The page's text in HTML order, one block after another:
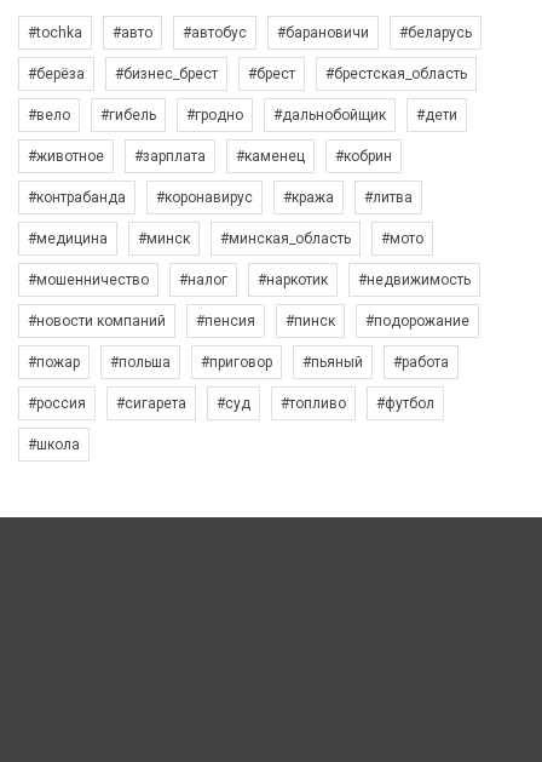
#tochka #авто #автобус #барановичи #беларусь
#берёза #бизнес_брест #брест #брестская_область
#вело #гибель #гродно #дальнобойщик #дети
#животное #зарплата #каменец #кобрин
#контрабанда #коронавирус #кража #литва
#медицина #минск #минская_область #мото
#мошенничество #налог #наркотик #недвижимость
#новости компаний #пенсия #пинск #подорожание
#пожар #польша #приговор #пьяный #работа
#россия #сигарета #суд #топливо #футбол
#школа